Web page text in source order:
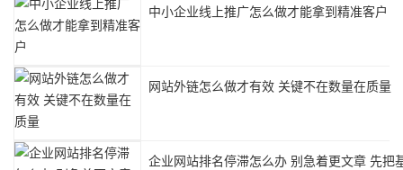
中小企业线上推广怎么做才能拿到精准客户
网站外链怎么做才有效 关键不在数量在质量
企业网站排名停滞怎么办 别急着更文章 先把